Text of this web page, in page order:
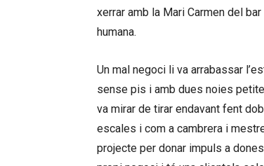
xerrar amb la Mari Carmen del
humana.
Un mal negoci li va arrabassar
sense pis i amb dues noies
va mirar de tirar endavant fent
escales i com a cambrera i
projecte per donar impuls a